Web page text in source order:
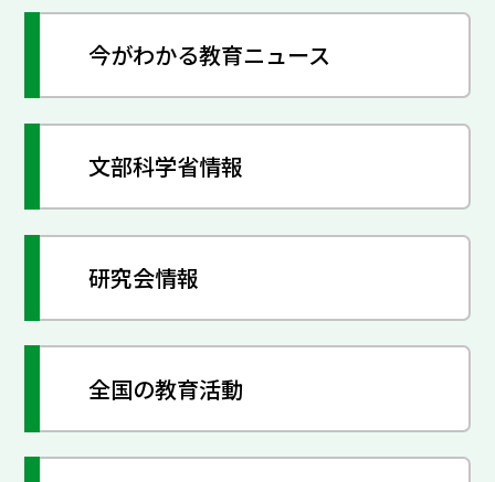
今がわかる教育ニュース
文部科学省情報
研究会情報
全国の教育活動